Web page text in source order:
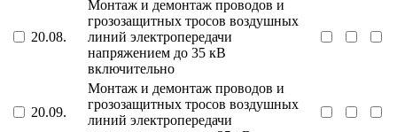
20.08.
Монтаж и демонтаж проводов и
грозозащитных тросов воздушных
линий электропередачи
напряжением до 35 кВ
включительно
20.09.
Монтаж и демонтаж проводов и
грозозащитных тросов воздушных
линий электропередачи